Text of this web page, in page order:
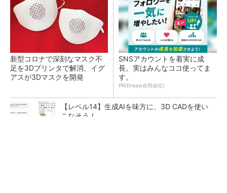
新型コロナで深刻なマスク不
足を3Dプリンタで解消、イグ
アスが3Dマスクを開発
SNSアカウントを着実に成
長。実はみんなココ使ってま
す。
PR(Dreaw合同会社)
【レベル14】生成AIを味方に、3D CADを使い
こなそう！